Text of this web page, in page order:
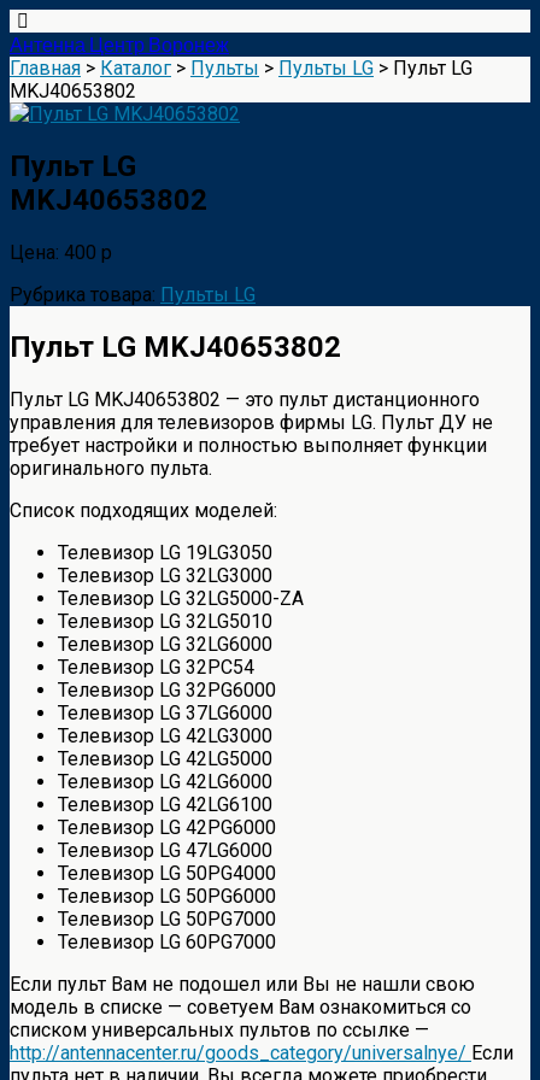
Антенна Центр Воронеж
Главная > Каталог > Пульты > Пульты LG > Пульт LG
MKJ40653802
Пульт LG
MKJ40653802
Цена: 400 р
Рубрика товара: Пульты LG
Пульт LG MKJ40653802
Пульт LG MKJ40653802 — это пульт дистанционного
управления для телевизоров фирмы LG. Пульт ДУ не
требует настройки и полностью выполняет функции
оригинального пульта.
Список подходящих моделей:
Телевизор LG 19LG3050
Телевизор LG 32LG3000
Телевизор LG 32LG5000-ZA
Телевизор LG 32LG5010
Телевизор LG 32LG6000
Телевизор LG 32PC54
Телевизор LG 32PG6000
Телевизор LG 37LG6000
Телевизор LG 42LG3000
Телевизор LG 42LG5000
Телевизор LG 42LG6000
Телевизор LG 42LG6100
Телевизор LG 42PG6000
Телевизор LG 47LG6000
Телевизор LG 50PG4000
Телевизор LG 50PG6000
Телевизор LG 50PG7000
Телевизор LG 60PG7000
Если пульт Вам не подошел или Вы не нашли свою
модель в списке — советуем Вам ознакомиться со
списком универсальных пультов по ссылке —
http://antennacenter.ru/goods_category/universalnye/ Если
пульта нет в наличии, Вы всегда можете приобрести